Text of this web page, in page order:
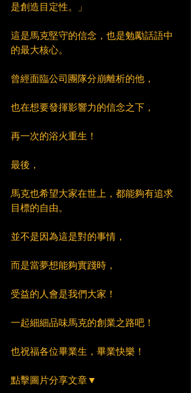
是創造目定性。」
這是馬克堅守的信念，也是勉勵話語中
的最大核心。
曾經面臨公司團隊分崩離析的他，
也在想要發揮影響力的信念之下，
再一次的浴火重生！
最後，
馬克也希望大家在世上，都能夠有追求
目標的自由。
並不是因為這是對的事情，
而是當夢想能夠實踐時，
受益的人會是我們大家！
一起細細品味馬克的創業之路吧！
也祝福各位畢業生，畢業快樂！
點擊圖片分享文章▼